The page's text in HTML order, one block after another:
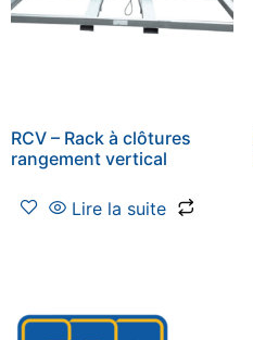
RCV – Rack à clôtures
rangement vertical
Lire la suite